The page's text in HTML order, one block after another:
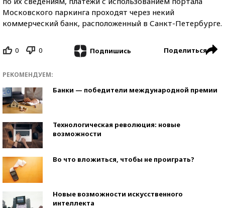
Московского паркинга проходят через некий
коммерческий банк, расположенный в Санкт-Петербурге.
0 0 Подпишись Поделиться
РЕКОМЕНДУЕМ:
Банки — победители международной премии
Технологическая революция: новые
возможности
Во что вложиться, чтобы не проиграть?
Новые возможности искусственного
интеллекта